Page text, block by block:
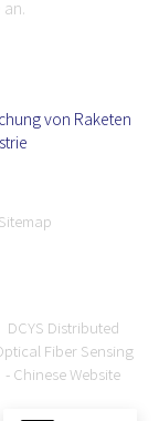
von Raketen
Sitemap
DCYS Distributed
Fiber Sensing
- Chinese Website